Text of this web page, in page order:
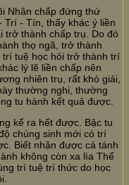
Nhân chấp đứng thứ
Trí - Tín, thấy khác ý liền
trở thành chấp trụ. Do đó
thọ ngã, trở thành
tuệ học hỏi trở thành trí
lý lẽ liền chấp nên
nhiên trụ, rất khó giải,
thường nghi, thường
tu hành kết quả được.
kể ra hết được. Bậc tu
chúng sinh mới có trí
Biết nhận được cá tánh
không còn xa lìa Thể
trí tuệ trí thức do học